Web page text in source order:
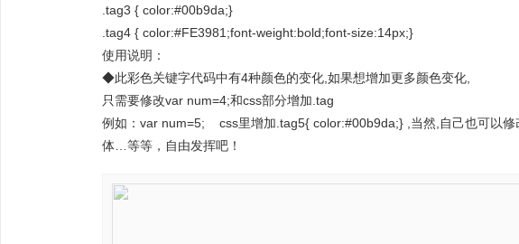
.tag3 { color:#00b9da;}
.tag4 { color:#FE3981;font-weight:bold;font-size:14px;}
使用说明：
◆此彩色关键字代码中有4种颜色的变化,如果想增加更多颜色变化,
只需要修改var num=4;和css部分增加.tag
例如：var num=5; css里增加.tag5{ color:#00b9da;} ,当然,自己也可以修
体…等等，自由发挥吧！